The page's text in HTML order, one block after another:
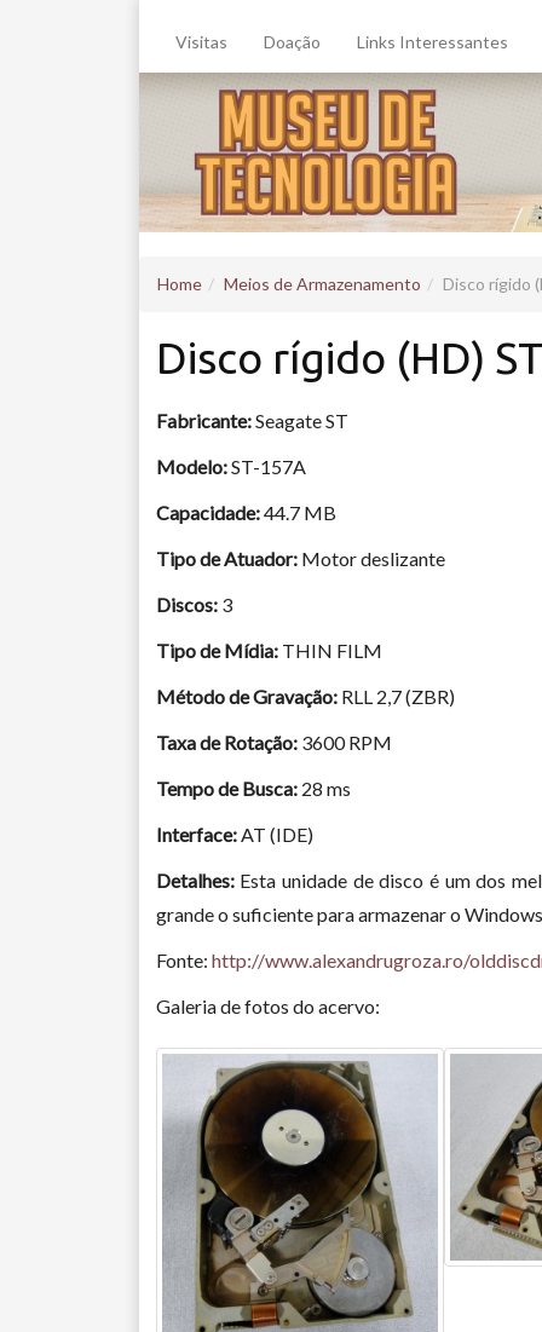
Visitas Doação Links Interessantes
Home Meios de Armazenamento Disco rígido
Disco rígido (HD)
Fabricante:Seagate ST
Modelo:ST-157A
Capacidade:44.7 MB
Tipo de Atuador: Motor deslizante
Discos: 3
Tipo de Mídia: THIN FILM
Método de Gravação: RLL 2,7 (ZBR)
Taxa de Rotação: 3600 RPM
Tempo de Busca: 28 ms
Interface: AT (IDE)
Detalhes: Esta unidade de disco é um dos
grande o suficiente para armazenar o
Fonte: http://www.alexandrugroza.ro/
Galeria de fotos do acervo: